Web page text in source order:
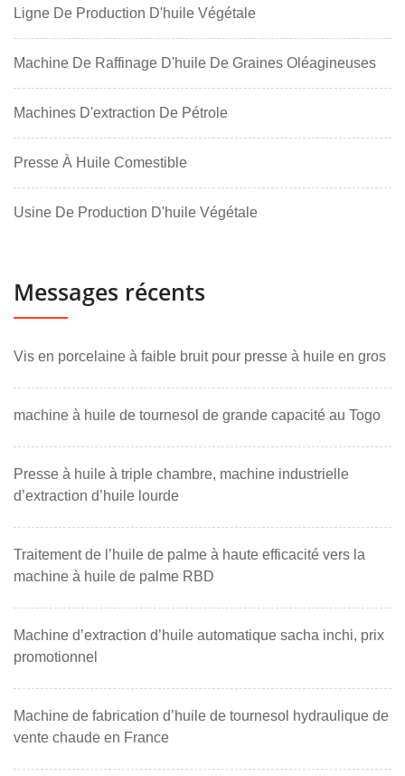
Ligne De Production D'huile Végétale
Machine De Raffinage D'huile De Graines Oléagineuses
Machines D'extraction De Pétrole
Presse À Huile Comestible
Usine De Production D'huile Végétale
Messages récents
Vis en porcelaine à faible bruit pour presse à huile en gros
machine à huile de tournesol de grande capacité au Togo
Presse à huile à triple chambre, machine industrielle
d’extraction d’huile lourde
Traitement de l’huile de palme à haute efficacité vers la
machine à huile de palme RBD
Machine d’extraction d’huile automatique sacha inchi, prix
promotionnel
Machine de fabrication d’huile de tournesol hydraulique de
vente chaude en France